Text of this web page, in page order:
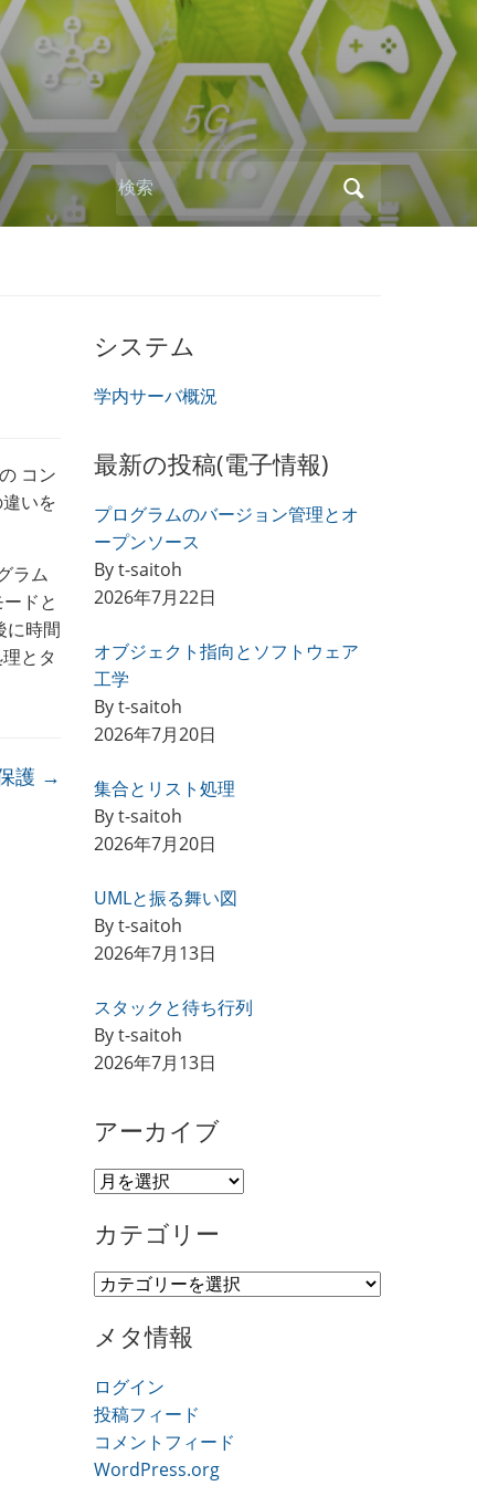
Search
for:
コン
いを
ラム
ドと
に時間
とタ
護 →
システム
学内サーバ概況
最新の投稿(電子情報)
プログラムのバージョン管理とオ
ープンソース
By t-saitoh
2026年7月22日
オブジェクト指向とソフトウェア
工学
By t-saitoh
2026年7月20日
集合とリスト処理
By t-saitoh
2026年7月20日
UMLと振る舞い図
By t-saitoh
2026年7月13日
スタックと待ち行列
By t-saitoh
2026年7月13日
アーカイブ
ア
カ
ブ
カテゴリー
カ
ゴ
ー
メタ情報
ログイン
投稿フィード
コメントフィード
WordPress.org